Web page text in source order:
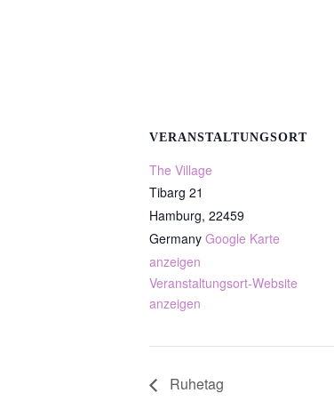
VERANSTALTUNGSORT
The Village
Tibarg 21
Hamburg, 22459
Germany Google Karte
anzeigen
Veranstaltungsort-Website
anzeigen
Ruhetag